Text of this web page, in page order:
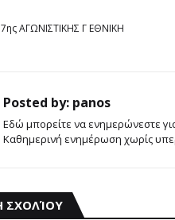
ΑΓΩΝΙΣΤΙΚΗΣ Γ ΕΘΝΙΚΗ
Posted by: panos
Εδώ μπορείτε να ενημερώνεστε
Καθημερινή ενημέρωση χωρίς
ΣΧΟΛΊΟΥ